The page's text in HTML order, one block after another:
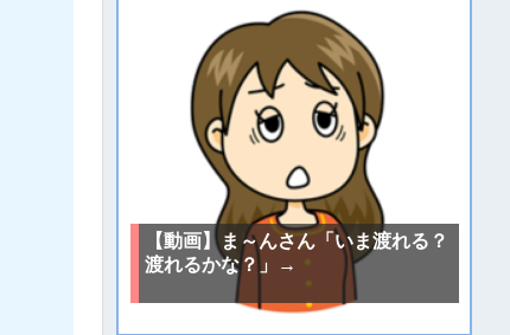
【動画】ま～んさん「いま渡れる？
渡れるかな？」→